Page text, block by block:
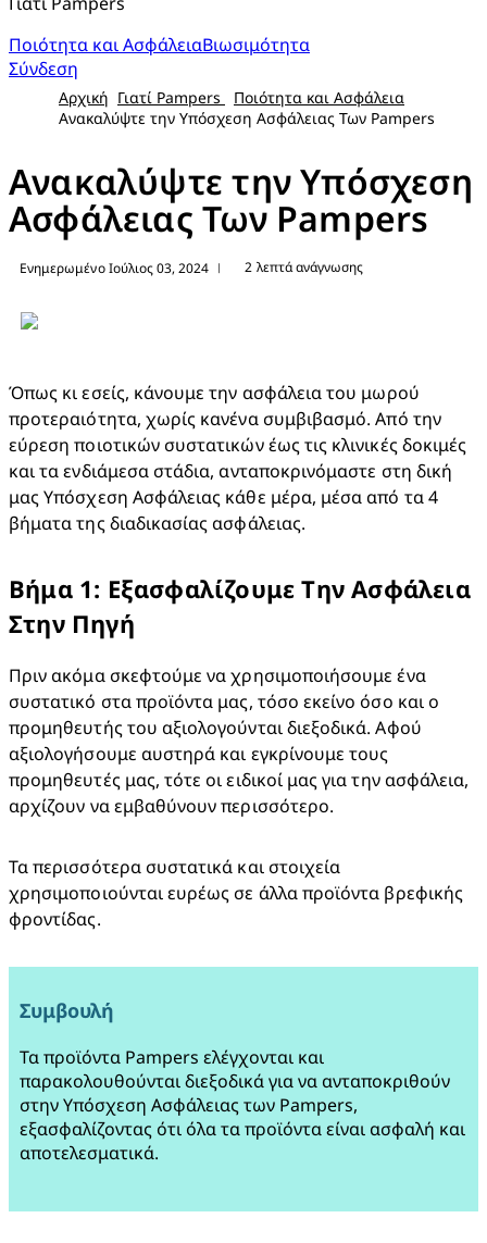
Ποιότητα και ΑσφάλειαΒιωσιμότητα
Σύνδεση
Αρχική Γιατί Pampers
Ποιότητα και Ασφάλεια
Ανακαλύψτε την Υπόσχεση Ασφάλειας Των Pampers
Ανακαλύψτε την Υπόσχεση
Ασφάλειας Των Pampers
Ενημερωμένο Ιούλιος 03, 2024 | 2 λεπτά ανάγνωσης
Όπως κι εσείς, κάνουμε την ασφάλεια του μωρού
προτεραιότητα, χωρίς κανένα συμβιβασμό. Από την
εύρεση ποιοτικών συστατικών έως τις κλινικές δοκιμές
και τα ενδιάμεσα στάδια, ανταποκρινόμαστε στη δική
μας Υπόσχεση Ασφάλειας κάθε μέρα, μέσα από τα 4
βήματα της διαδικασίας ασφάλειας.
Βήμα 1: Εξασφαλίζουμε Την Ασφάλεια
Στην Πηγή
Πριν ακόμα σκεφτούμε να χρησιμοποιήσουμε ένα
συστατικό στα προϊόντα μας, τόσο εκείνο όσο και ο
προμηθευτής του αξιολογούνται διεξοδικά. Αφού
αξιολογήσουμε αυστηρά και εγκρίνουμε τους
προμηθευτές μας, τότε οι ειδικοί μας για την ασφάλεια,
αρχίζουν να εμβαθύνουν περισσότερο.
Τα περισσότερα συστατικά και στοιχεία
χρησιμοποιούνται ευρέως σε άλλα προϊόντα βρεφικής
φροντίδας.
Συμβουλή
Τα προϊόντα Pampers ελέγχονται και
παρακολουθούνται διεξοδικά για να ανταποκριθούν
στην Υπόσχεση Ασφάλειας των Pampers,
εξασφαλίζοντας ότι όλα τα προϊόντα είναι ασφαλή και
αποτελεσματικά.